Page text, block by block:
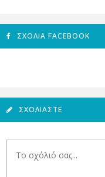
ΣΧΌΛΙΑ FACEBOOK
ΣΧΟΛΙΆΣΤΕ